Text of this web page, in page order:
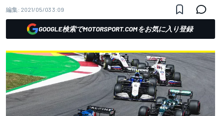
編集: 2021/05/03 3:09
GOOGLE検索でMOTORSPORT.COMをお気に入り登録